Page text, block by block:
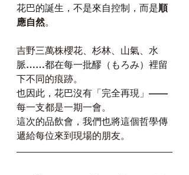
花巴的誕生，不是來自控制，而是順
應自然。
吉野三萬株櫻花、杉林、山氣、水
脈……都在每一批醪（もろみ）裡留
下不同的痕跡。
也因此，花巴沒有「完全再現」——
每一支都是一期一會。
這次的品飲會，我們也將這個哲學傳
遞給每位來到現場的朋友。